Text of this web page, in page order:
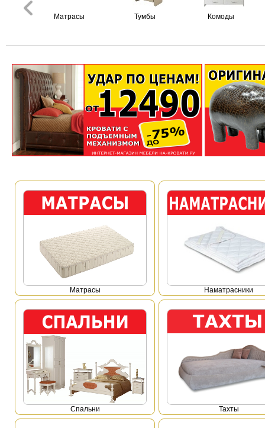
Матрасы Тумбы Комоды
Mатрасы Наматрасники
Спальни Тахты